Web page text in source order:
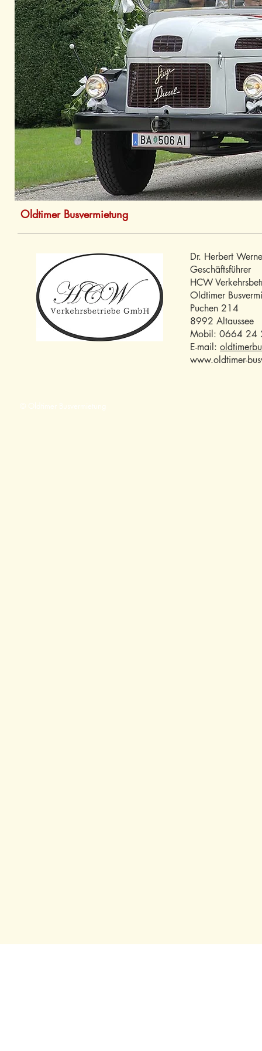
Oldtimer Busvermietung
Dr. Herbert
Geschäftsführer
HCW
Oldtimer
Puchen 214
8992 Altaussee
Mobil: 0664 24
E-mail:
www.oldtimer-
© Oldtimer Busvermietung